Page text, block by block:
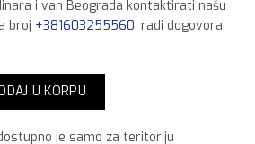
i van Beograda kontaktirati našu
broj +381603255560, radi dogovora
Pool Paint 3.5 lit Plava količina
U KORPU
je samo za teritoriju